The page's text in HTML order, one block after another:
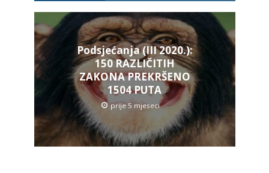
Podsjećanja (III 2020.):
150 RAZLIČITIH
ZAKONA PREKRŠENO
1504 PUTA
prije 5 mjeseci